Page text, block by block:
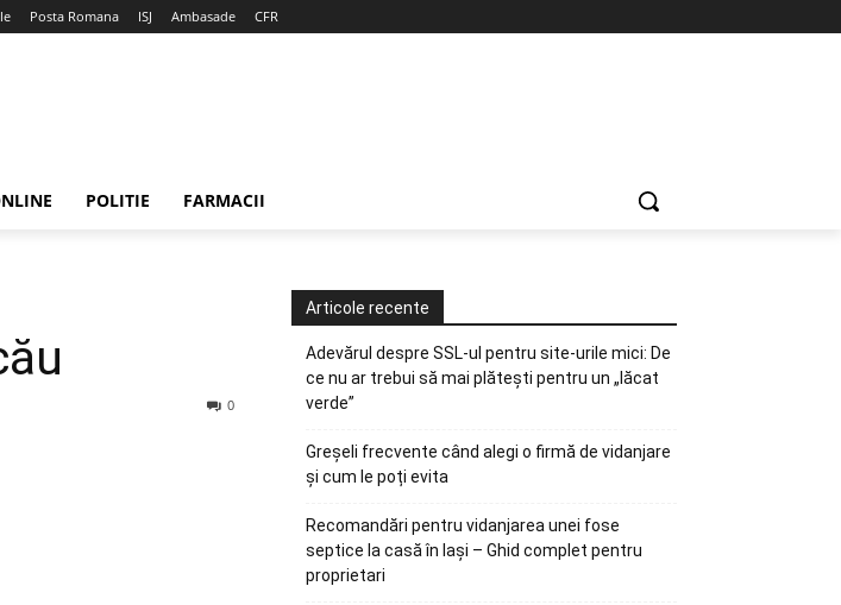
Posta Romana ISJ Ambasade CFR
POLITIE FARMACII
0
Articole recente
Adevărul despre SSL-ul pentru site-urile mici: De
ce nu ar trebui să mai plătești pentru un „lăcat
verde”
Greșeli frecvente când alegi o firmă de vidanjare
și cum le poți evita
Recomandări pentru vidanjarea unei fose
septice la casă în Iași – Ghid complet pentru
proprietari